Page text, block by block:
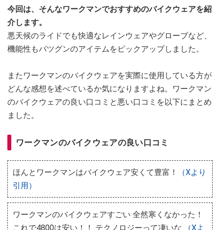
今回は、そんなワークマンでおすすめのバイクウェアを紹
介します。
悪天候のライドでも快適なレインウェアやグローブなど、
機能性もバツグンのアイテムをピックアップしました。
またワークマンのバイクウェアを実際に使用している方が
どんな感想を述べているか気になりますよね。ワークマン
のバイクウェアの良い口コミと悪い口コミを以下にまとめ
ました。
ワークマンのバイクウェアの良い口コミ
ほんとワークマンはバイクウェア安くて豊富！
（Xより
引用）
ワークマンのバイクウェアすごい 全然寒くなかった！
これで4800は安い！！ テクノロジーって凄いな
（Xよ